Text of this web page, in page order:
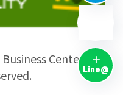
Line@
Center